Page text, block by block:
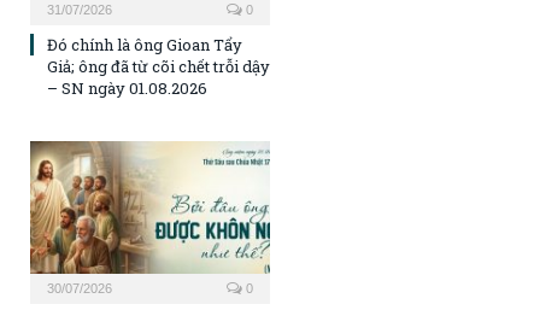
31/07/2026 0
Đó chính là ông Gioan Tẩy
Giả; ông đã từ cõi chết trỗi dậy
– SN ngày 01.08.2026
30/07/2026 0